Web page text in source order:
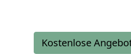
Kostenlose